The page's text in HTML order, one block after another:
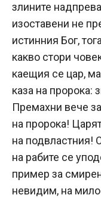
злините
изоставени не
истинния Бог,
какво стори
каещия се цар,
каза на пророка:
Премахни вече
на пророка!
на подвластния!
на рабите се
пример за
невидим, на